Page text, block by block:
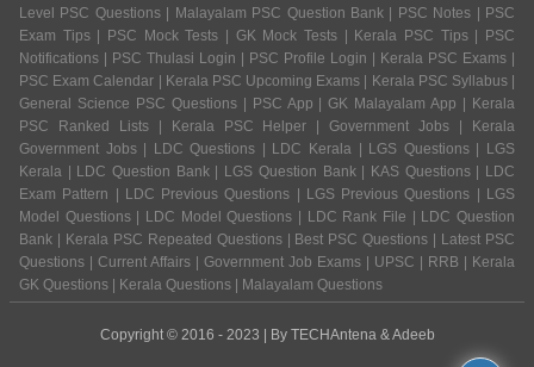
Level PSC Questions | Malayalam PSC Question Bank | PSC Notes | PSC
Exam Tips | PSC Mock Tests | GK Mock Tests | Kerala PSC Tips | PSC
Notifications | PSC Thulasi Login | PSC Profile Login | Kerala PSC Exams |
PSC Exam Calendar | Kerala PSC Upcoming Exams | Kerala PSC Syllabus |
General Science PSC Questions | PSC App | GK Malayalam App | Kerala
PSC Ranked Lists | Kerala PSC Helper | Government Jobs | Kerala
Government Jobs | LDC Questions | LDC Kerala | LGS Questions | LGS
Kerala | LDC Question Bank | LGS Question Bank | KAS Questions | LDC
Exam Pattern | LDC Previous Questions | LGS Previous Questions | LGS
Model Questions | LDC Model Questions | LDC Rank File | LDC Question
Bank | Kerala PSC Repeated Questions | Best PSC Questions | Latest PSC
Questions | Current Affairs | Government Job Exams | UPSC | RRB | Kerala
GK Questions | Kerala Questions | Malayalam Questions
Copyright © 2016 - 2023 | By TECHAntena & Adeeb